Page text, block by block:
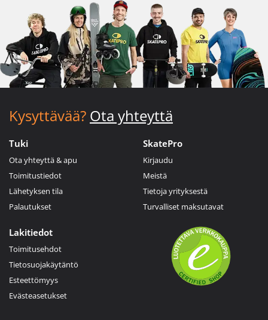
Kysyttävää? Ota yhteyttä
Tuki
Ota yhteyttä & apu
Toimitustiedot
Lähetyksen tila
Palautukset
SkatePro
Kirjaudu
Meistä
Tietoja yrityksestä
Turvalliset maksutavat
Lakitiedot
Toimitusehdot
Tietosuojakäytäntö
Esteettömyys
Evästeasetukset